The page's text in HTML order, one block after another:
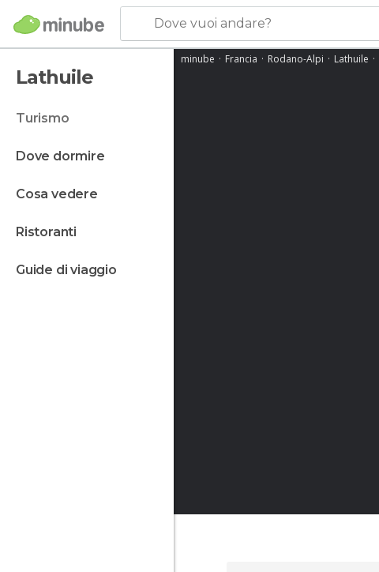
Dove vuoi andare?
Lathuile
turismo
dove dormire
cosa vedere
ristoranti
guide di viaggio
minube Francia Rodano-Alpi Lathuile